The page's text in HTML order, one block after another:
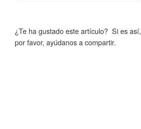
¿Te ha gustado este artículo? Si es así,
por favor, ayúdanos a compartir.